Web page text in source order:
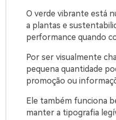
O verde vibrante está
a plantas e
performance quando
Por ser visualmente
pequena quantidade
promoção ou
Ele também funciona
manter a tipografia